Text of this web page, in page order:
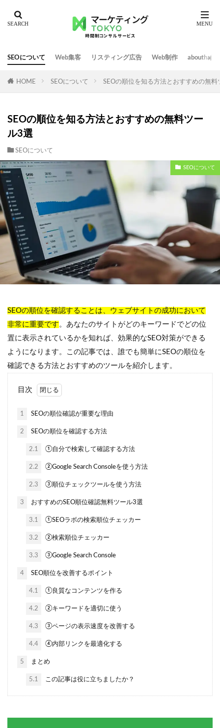
SEOについて Web集客 リスティング広告 Web制作 aboutha(
HOME SEOについて SEOの順位を知る方法とおすすめの無料
SEOの順位を知る方法とおすすめの無料ツー
ル3選
SEOについて
SEOについて
SEOの順位を確認することは、ウェブサイトの成功において
非常に重要です 。あなたのサイトがどのキーワードでどの位
置に表示されているかを知れば、効果的なSEO対策ができる
ようになります。この記事では、誰でも簡単にSEOの順位を
確認できる方法とおすすめのツールを紹介します。
目次
1 SEOの順位確認が重要な理由
2 SEOの順位を確認する方法
2.1 ①自分で検索して確認する方法
2.2 ②Google Search Consoleを使う方法
2.3 ③順位チェックツールを使う方法
3 おすすめのSEO順位確認無料ツール3選
3.1 ①SEOラボの検索順位チェッカー
3.2 ②検索順位チェッカー
3.3 ③Google Search Console
4 SEO順位を改善するポイント
4.1 ①良質なコンテンツを作る
4.2 ②キーワードを適切に使う
4.3 ③ページの表示速度を改善する
4.4 ④内部リンクを最適化する
5 まとめ
5.1 この記事は役に立ちましたか？